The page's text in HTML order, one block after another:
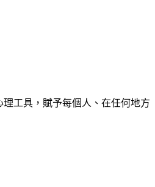
工具，賦予每個人、在任何地方